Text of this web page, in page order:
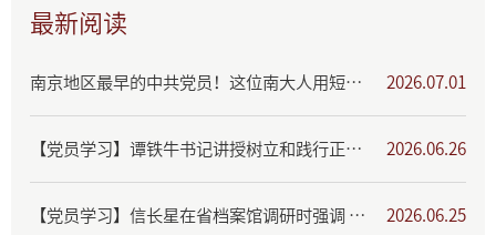
最新阅读
南京地区最早的中共党员！这位南大人用短暂一生书写报国丹心 2026.07.01
【党员学习】谭铁牛书记讲授树立和践行正确政绩观专题党课 2026.06.26
【党员学习】信长星在省档案馆调研时强调 扎实推动档案事业高质量发展 更好服务中国式现代化江苏新实践 2026.06.25